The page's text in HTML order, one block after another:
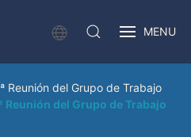
MENU
Reunión del Grupo de Trabajo
Reunión del Grupo de Trabajo